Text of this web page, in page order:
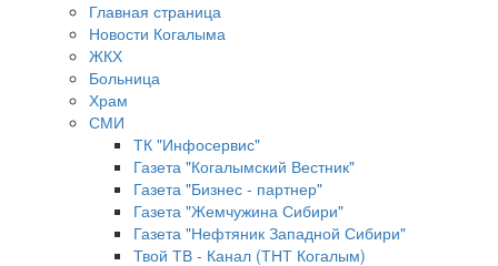
Главная страница
Новости Когалыма
ЖКХ
Больница
Храм
СМИ
ТК "Инфосервис"
Газета "Когалымский Вестник"
Газета "Бизнес - партнер"
Газета "Жемчужина Сибири"
Газета "Нефтяник Западной Сибири"
Твой ТВ - Канал (ТНТ Когалым)